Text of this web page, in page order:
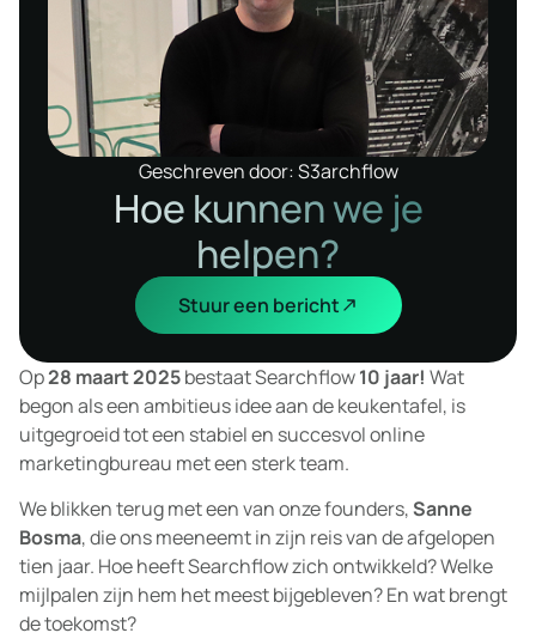
Geschreven door: S3archflow
Hoe kunnen we je
helpen?
Stuur een bericht
Op28 maart 2025bestaat Searchflow10 jaar! Wat
begon als een ambitieus idee aan de keukentafel, is
uitgegroeid tot een stabiel en succesvol online
marketingbureau met een sterk team.
We blikken terug met een van onze founders,Sanne
Bosma, die ons meeneemt in zijn reis van de afgelopen
tien jaar. Hoe heeft Searchflow zich ontwikkeld? Welke
mijlpalen zijn hem het meest bijgebleven? En wat brengt
de toekomst?